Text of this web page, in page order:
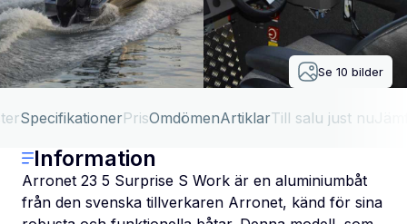
Se 10 bilder
SpecifikationerPrisOmdömenArtiklarTill salu just nu
Information
Arronet 23 5 Surprise S Work är en aluminiumbåt
från den svenska tillverkaren Arronet, känd för sina